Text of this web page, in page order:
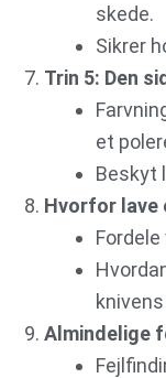
skede.
Sikrer
Trin 5: Den
et
Beskyt
Hvorfor lave
Almindelige